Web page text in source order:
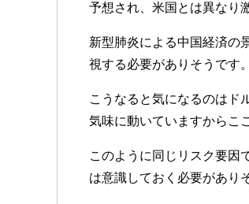
予想され、米国とは異なり
新型肺炎による中国経済の
視する必要がありそうです。
こうなると気になるのはド
気味に動いていますからこ
このように同じリスク要因
は意識しておく必要があり